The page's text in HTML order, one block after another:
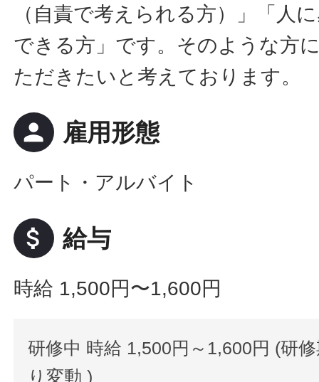
（自責で考えられる方）」「人
できる方」です。そのような方
ただきたいと考えております。
person 雇用形態
パート・アルバイト
attach_money 給与
時給 1,500円〜1,600円
研修中 時給 1,500円～1,600円 (研
り変動 )